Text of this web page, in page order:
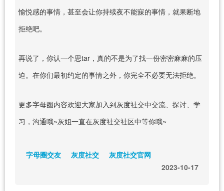
愉悦感的事情，甚至会让你持续夜不能寐的事情，就果断地
拒绝吧。
再说了，你认一个思tar，真的不是为了找一份密密麻麻的压
迫。在你们最初约定的事情之外，你完全不必要无法拒绝。
更多字母圈内容欢迎大家加入到灰度社交中交流、探讨、学
习，沟通哦~灰姐一直在灰度社交社区中等你哦~
字母圈交友 灰度社交
灰度社交官网
2023-10-17